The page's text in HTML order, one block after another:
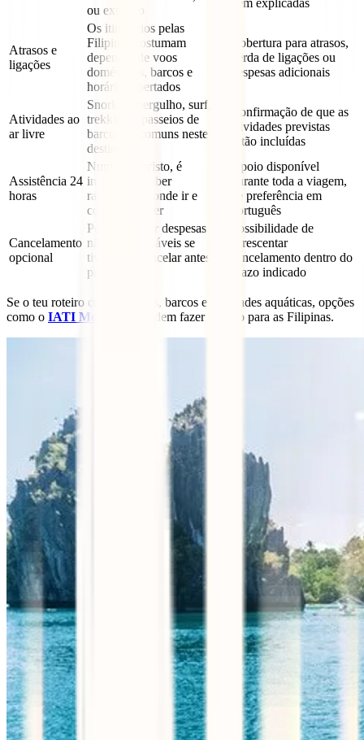
ou extravio
Atrasos e
ligações
Os itinerários pelas
Filipinas costumam
depender de voos
domésticos, barcos e
horários apertados
Cobertura para atrasos,
perda de ligações ou
despesas adicionais
Atividades ao
ar livre
Snorkel, mergulho, surf,
trekking e passeios de
barco são comuns neste
destino
Confirmação de que as
atividades previstas
estão incluídas
Assistência 24
horas
Num imprevisto, é
importante saber
rapidamente onde ir e
como proceder
Apoio disponível
durante toda a viagem,
de preferência em
português
Cancelamento
opcional
Pode proteger despesas
não reembolsáveis se
tiveres de cancelar antes da
partida
Possibilidade de
acrescentar
cancelamento dentro do
prazo indicado
Se o teu roteiro combina ilhas, barcos e atividades aquáticas, opções
como o IATI Mochileiro podem fazer sentido para as Filipinas.